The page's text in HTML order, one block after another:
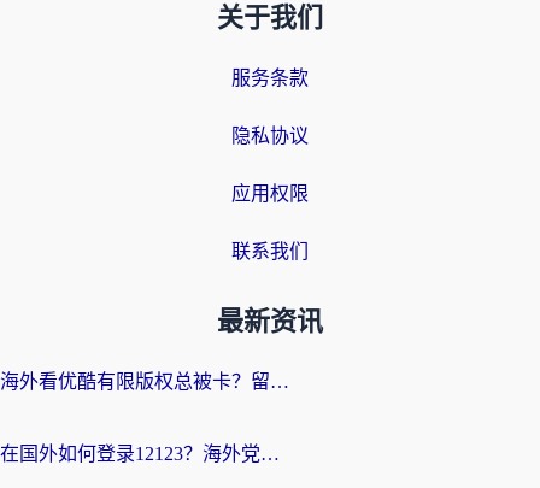
关于我们
服务条款
隐私协议
应用权限
联系我们
最新资讯
海外看优酷有限版权总被卡？留学生亲测有效的回国加速器选择指南
在国外如何登录12123？海外党必备的回国加速实用指南